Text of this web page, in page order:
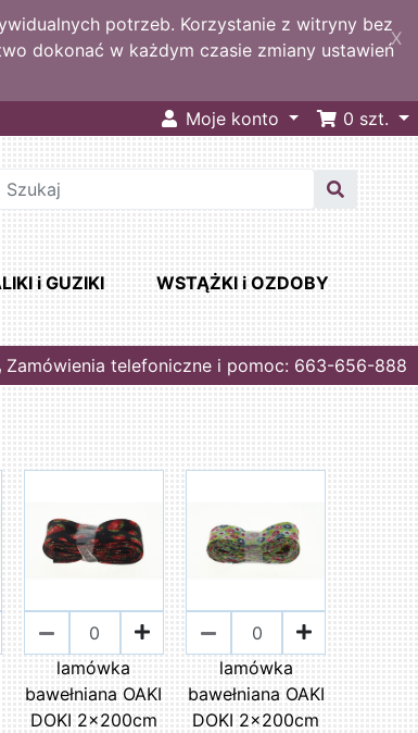
potrzeb. Korzystanie z witryny bez
dokonać w każdym czasie zmiany ustawień
X
Moje konto 0 szt.
i GUZIKI WSTĄŻKI i OZDOBY
Zamówienia telefoniczne i pomoc: 663-656-888
lamówka
bawełniana OAKI
DOKI 2x200cm
lamówka
bawełniana OAKI
DOKI 2x200cm